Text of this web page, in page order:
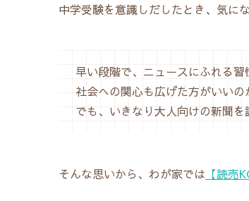
中学受験を意識しだしたとき、気に
早い段階で、ニュースにふれる習
社会への関心も広げた方がいいの
でも、いきなり大人向けの新聞を
そんな思いから、わが家では 【読売